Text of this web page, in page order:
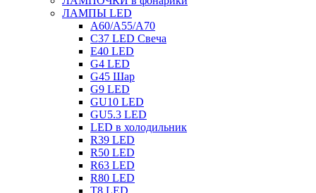
ЛАМПЫ LED
A60/A55/A70
C37 LED Свеча
E40 LED
G4 LED
G45 Шар
G9 LED
GU10 LED
GU5.3 LED
LED в холодильник
R39 LED
R50 LED
R63 LED
R80 LED
T8 LED